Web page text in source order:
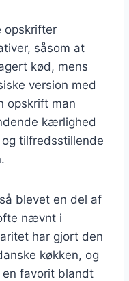
opskrifter
såsom at
kød, mens
version med
opskrift man
kærlighed
tilfredsstillende
blevet en del af
nævnt i
har gjort den
køkken, og
favorit blandt